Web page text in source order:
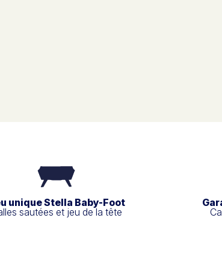
unique Stella Baby-Foot
sautées et jeu de la tête